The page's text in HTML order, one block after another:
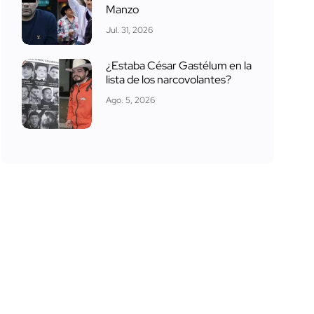
Manzo
Jul. 31, 2026
¿Estaba César Gastélum en la
lista de los narcovolantes?
Ago. 5, 2026